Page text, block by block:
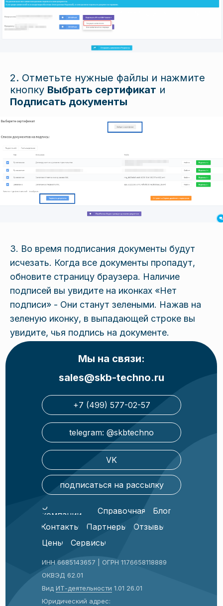
2. Отметьте нужные файлы и нажмите
кнопку Выбрать сертификат и
Подписать документы
3. Во время подписания документы будут
исчезать. Когда все документы пропадут,
обновите страницу браузера. Наличие
подписей вы увидите на иконках «Нет
подписи» - Они станут зелеными. Нажав на
зеленую иконку, в выпадающей строке вы
увидите, чья подпись на документе.
+7 (499) 577-02-57
sales@skb-techno.ru
Мы на связи:
telegram: @skbtechno
VK
ИНН 6685143657 | ОГРН 1176658118889
ОКВЭД 62.01
Юридический адрес:
Вид ИТ-деятельности 1.01 26.01
подписаться на рассылку
Сервисы
Цены
Отзывы
Партнеры
Блог
Контакты
Справочная
О
компании